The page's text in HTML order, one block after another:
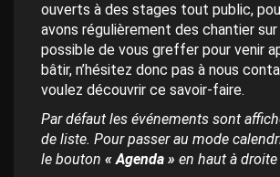
ouverts à des stages tout public,
avons régulièrement des chantier
possible de vous greffer pour venir
bâtir, n’hésitez donc pas à nous
voulez découvrir ce savoir-faire.
Par défaut les événements sont
de liste. Pour passer au mode
le bouton « Agenda » en haut à